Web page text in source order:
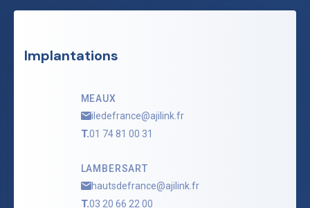
Implantations
MEAUX
iledefrance@ajilink.fr
T.01 74 81 00 31
LAMBERSART
hautsdefrance@ajilink.fr
T.03 20 66 22 00